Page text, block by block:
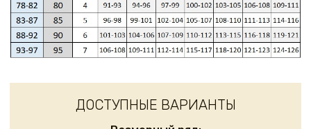
ДОСТУПНЫЕ ВАРИАНТЫ